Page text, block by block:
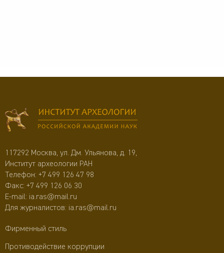
117292 Москва, ул. Дм. Ульянова, д. 19,
Институт археологии РАН
Телефон: +7 499 126 47 98
Факс: +7 499 126 06 30
E-mail: ia.ras@mail.ru
Для журналистов: ia.ras@mail.ru
Фирменный стиль
Противодействие коррупции